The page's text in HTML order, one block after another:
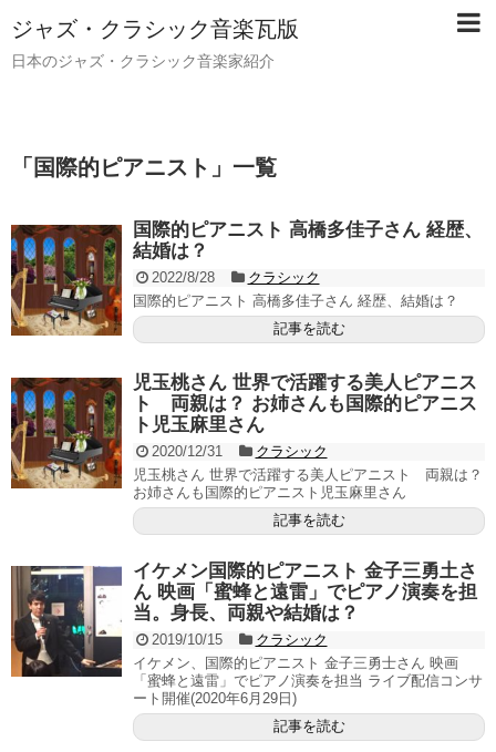
ジャズ・クラシック音楽瓦版
日本のジャズ・クラシック音楽家紹介
「 国際的ピアニスト 」 一覧
国際的ピアニスト 高橋多佳子さん 経歴、
結婚は？
2022/8/28
クラシック
国際的ピアニスト 高橋多佳子さん 経歴、結婚は？
記事を読む
児玉桃さん 世界で活躍する美人ピアニス
ト 両親は？ お姉さんも国際的ピアニス
ト児玉麻里さん
2020/12/31
クラシック
児玉桃さん 世界で活躍する美人ピアニスト 両親は？
お姉さんも国際的ピアニスト児玉麻里さん
記事を読む
イケメン国際的ピアニスト 金子三勇土さ
ん 映画「蜜蜂と遠雷」でピアノ演奏を担
当。身長、両親や結婚は？
2019/10/15
クラシック
イケメン、国際的ピアニスト 金子三勇士さん 映画
「蜜蜂と遠雷」でピアノ演奏を担当 ライブ配信コンサ
ート開催(2020年6月29日)
記事を読む